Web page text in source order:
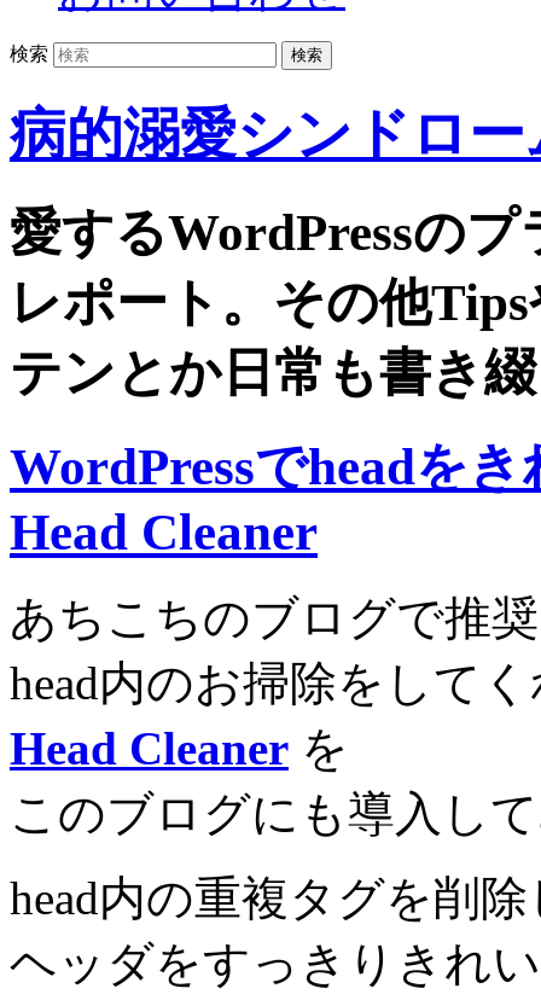
検索
病的溺愛シンドロー
愛するWordPressの
レポート。その他
テンとか日常も書き
WordPressでheadを
Head Cleaner
あちこちのブログで推
head内のお掃除をして
Head Cleaner を
このブログにも導入し
head内の重複タグを削
ヘッダをすっきりきれ